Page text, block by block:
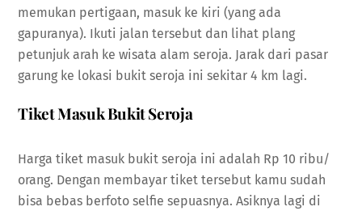
memukan pertigaan, masuk ke kiri (yang ada
gapuranya). Ikuti jalan tersebut dan lihat plang
petunjuk arah ke wisata alam seroja. Jarak dari pasar
garung ke lokasi bukit seroja ini sekitar 4 km lagi.
Tiket Masuk Bukit Seroja
Harga tiket masuk bukit seroja ini adalah Rp 10 ribu/
orang. Dengan membayar tiket tersebut kamu sudah
bisa bebas berfoto selfie sepuasnya. Asiknya lagi di